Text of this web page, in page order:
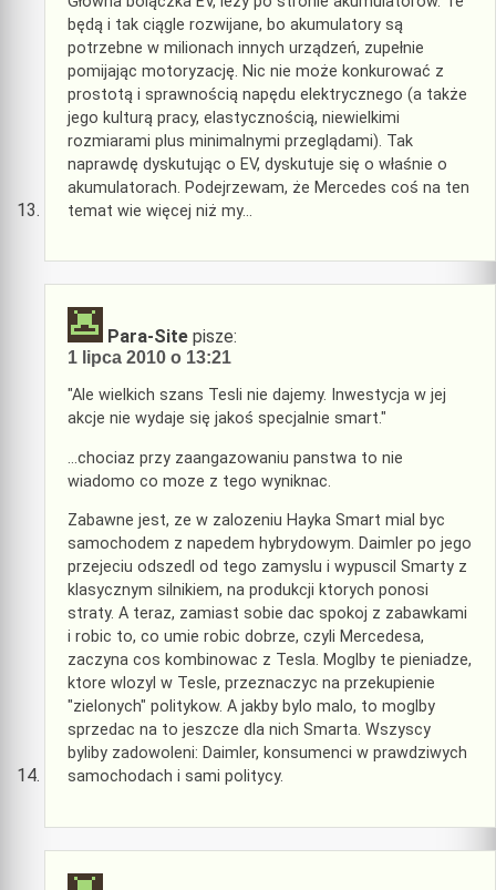
będą i tak ciągle rozwijane, bo akumulatory są
potrzebne w milionach innych urządzeń, zupełnie
pomijając motoryzację. Nic nie może konkurować z
prostotą i sprawnością napędu elektrycznego (a także
jego kulturą pracy, elastycznością, niewielkimi
rozmiarami plus minimalnymi przeglądami). Tak
naprawdę dyskutując o EV, dyskutuje się o właśnie o
akumulatorach. Podejrzewam, że Mercedes coś na ten
temat wie więcej niż my…
Para-Site pisze:
1 lipca 2010 o 13:21
"Ale wielkich szans Tesli nie dajemy. Inwestycja w jej
akcje nie wydaje się jakoś specjalnie smart."
…chociaz przy zaangazowaniu panstwa to nie
wiadomo co moze z tego wyniknac.
Zabawne jest, ze w zalozeniu Hayka Smart mial byc
samochodem z napedem hybrydowym. Daimler po jego
przejeciu odszedl od tego zamyslu i wypuscil Smarty z
klasycznym silnikiem, na produkcji ktorych ponosi
straty. A teraz, zamiast sobie dac spokoj z zabawkami
i robic to, co umie robic dobrze, czyli Mercedesa,
zaczyna cos kombinowac z Tesla. Moglby te pieniadze,
ktore wlozyl w Tesle, przeznaczyc na przekupienie
"zielonych" politykow. A jakby bylo malo, to moglby
sprzedac na to jeszcze dla nich Smarta. Wszyscy
byliby zadowoleni: Daimler, konsumenci w prawdziwych
samochodach i sami politycy.